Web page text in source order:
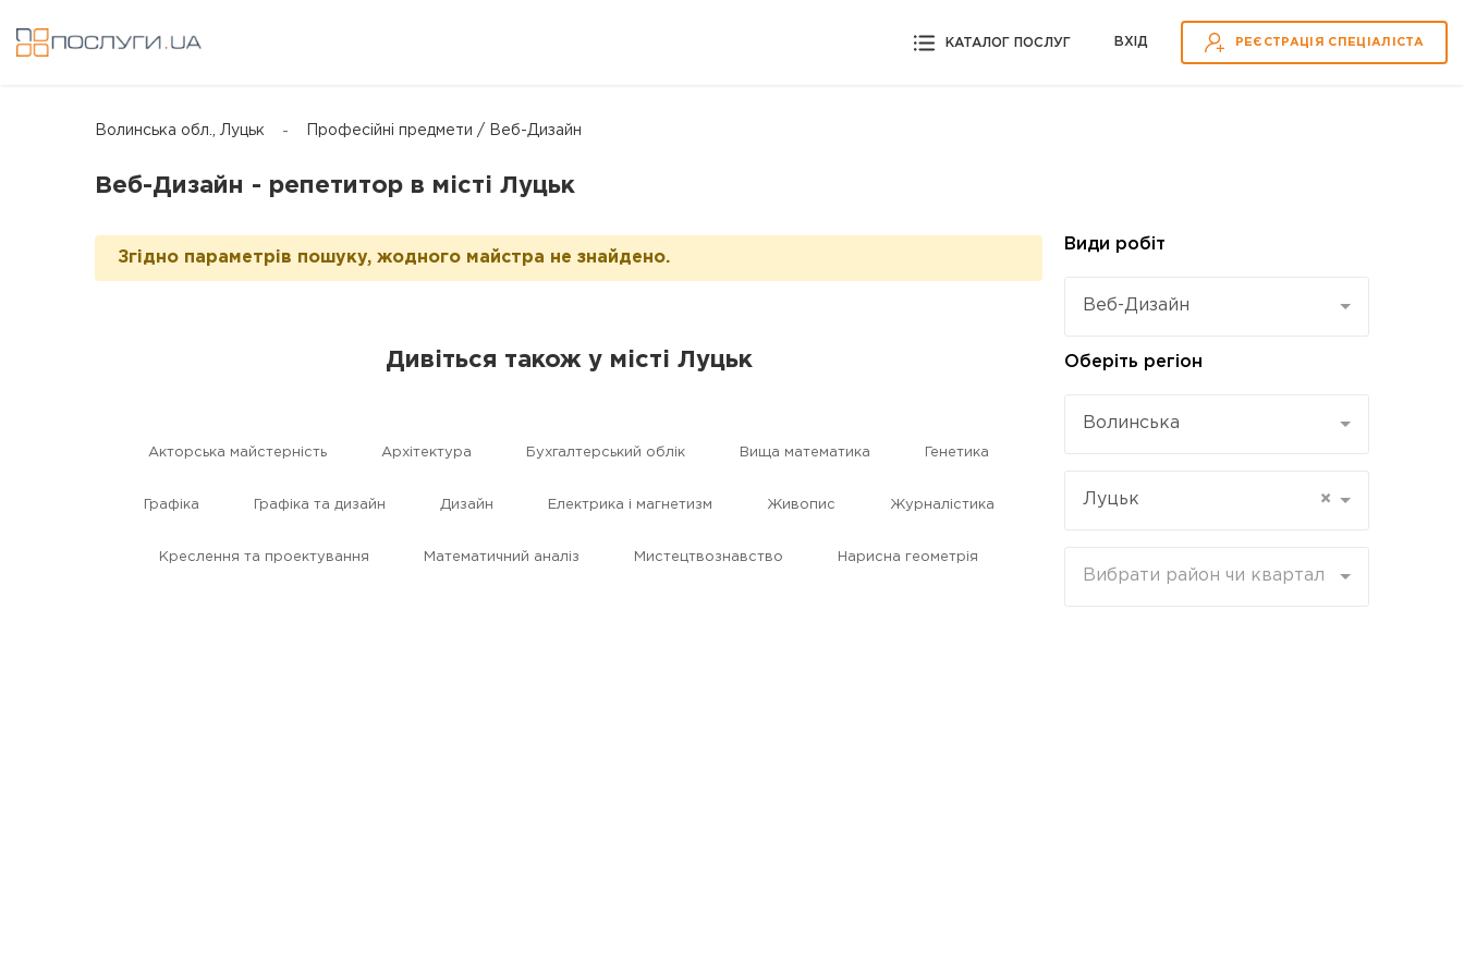
КАТАЛОГ ПОСЛУГ ВХІД РЕЄСТРАЦІЯ СПЕЦІАЛІСТА
Волинська обл., Луцьк Професійні предмети / Веб-Дизайн
Веб-Дизайн - репетитор в місті Луцьк
Згідно параметрів пошуку, жодного майстра не знайдено.
Дивіться також у місті Луцьк
Акторська майстерність Архітектура Бухгалтерський облік Вища математика Генетика
Графіка Графіка та дизайн Дизайн Електрика і магнетизм Живопис Журналістика
Креслення та проектування Математичний аналіз Мистецтвознавство Нарисна геометрія
Види робіт
Веб-Дизайн
Оберіть регіон
Волинська
×
Луцьк
Вибрати район чи квартал